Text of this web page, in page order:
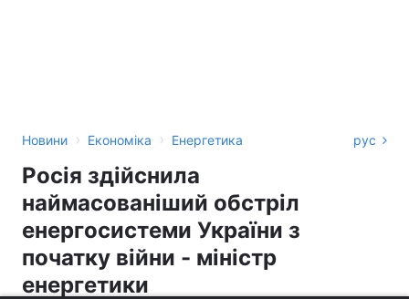
Новини › Економіка › Енергетика рус
Росія здійснила
наймасованіший обстріл
енергосистеми України з
початку війни - міністр
енергетики